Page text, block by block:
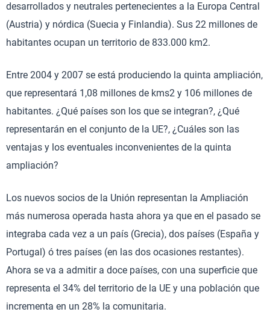
desarrollados y neutrales pertenecientes a la Europa Central
(Austria) y nórdica (Suecia y Finlandia). Sus 22 millones de
habitantes ocupan un territorio de 833.000 km2.
Entre 2004 y 2007 se está produciendo la quinta ampliación,
que representará 1,08 millones de kms2 y 106 millones de
habitantes. ¿Qué países son los que se integran?, ¿Qué
representarán en el conjunto de la UE?, ¿Cuáles son las
ventajas y los eventuales inconvenientes de la quinta
ampliación?
Los nuevos socios de la Unión representan la Ampliación
más numerosa operada hasta ahora ya que en el pasado se
integraba cada vez a un país (Grecia), dos países (España y
Portugal) ó tres países (en las dos ocasiones restantes).
Ahora se va a admitir a doce países, con una superficie que
representa el 34% del territorio de la UE y una población que
incrementa en un 28% la comunitaria.